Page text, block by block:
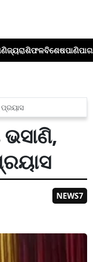
ରାଶିଫଳବିଶେଷପାଣିପାଗ
NEWS7